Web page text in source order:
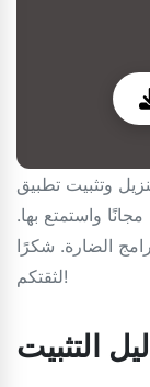
واستمتع بها.
الضارة. شكرًا
لثقتكم!